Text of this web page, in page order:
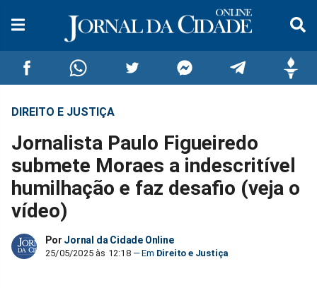
Compartilhar
no
Facebook
Compartilhar
no
Whatsapp
Compartilhar
no
Twitter
no
Messenger
no
Telegram
no
Gettr
DIREITO E JUSTIÇA
Jornalista Paulo Figueiredo
submete Moraes a indescritível
humilhação e faz desafio (veja o
vídeo)
Por Jornal da Cidade Online
25/05/2025 às 12:18 Direito e Justiça